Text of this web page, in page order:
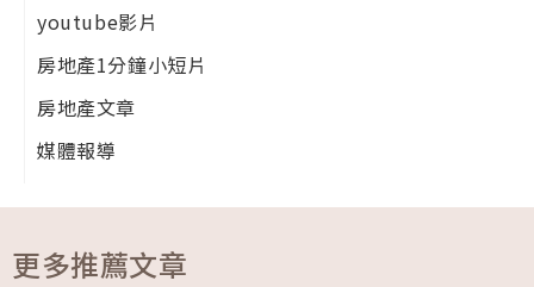
youtube影片
房地產1分鐘小短片
房地產文章
媒體報導
更多推薦文章